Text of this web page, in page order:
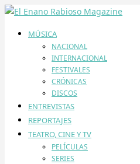
MÚSICA
NACIONAL
INTERNACIONAL
FESTIVALES
CRÓNICAS
DISCOS
ENTREVISTAS
REPORTAJES
TEATRO, CINE Y TV
PELÍCULAS
SERIES